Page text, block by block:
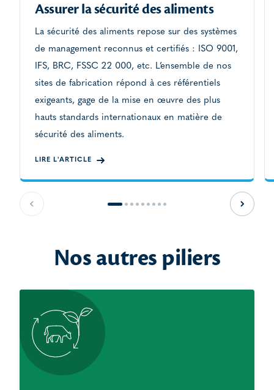
Assurer la sécurité des aliments
La sécurité des aliments repose sur des systèmes
de management reconnus et certifiés : ISO 9001,
IFS, BRC, FSSC 22 000, etc. L’ensemble de nos
sites de fabrication répond à ces référentiels
exigeants, gage de la mise en œuvre des plus
hauts standards internationaux en matière de
sécurité des aliments.
LIRE L'ARTICLE
Slide précédente Slide
Nos autres piliers